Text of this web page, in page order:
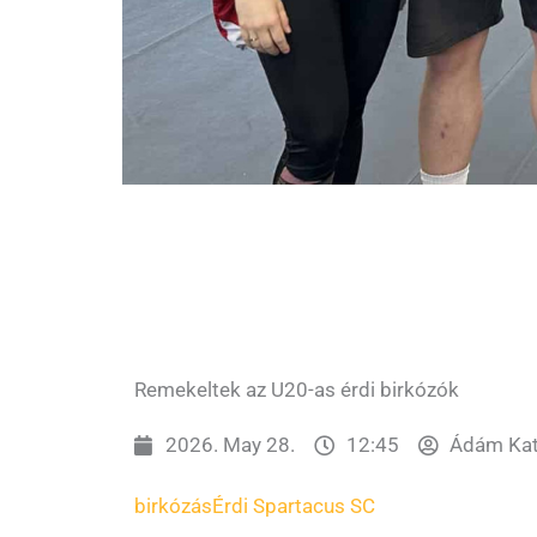
Remekeltek az U20-as érdi birkózók
2026. May 28. 12:45 Ádám
birkózásÉrdi Spartacus SC